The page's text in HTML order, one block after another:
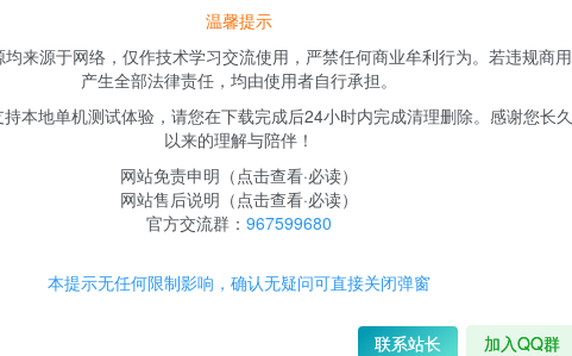
精版主
精版主
精版主
专精版主
关注 私信
温馨提示
来源于网络，仅作技术学习交流使用，严禁任何商业牟利行为。若违规商用
产生全部法律责任，均由使用者自行承担。
本地单机测试体验，请您在下载完成后24小时内完成清理删除。感谢您长久
以来的理解与陪伴！
网站免责申明（点击查看·必读）
网站售后说明（点击查看·必读）
官方交流群： 967599680
本提示无任何限制影响，确认无疑问可直接关闭弹窗
联系站长 加入QQ群